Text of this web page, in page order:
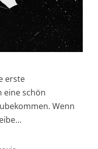
erste
eine schön
Wenn